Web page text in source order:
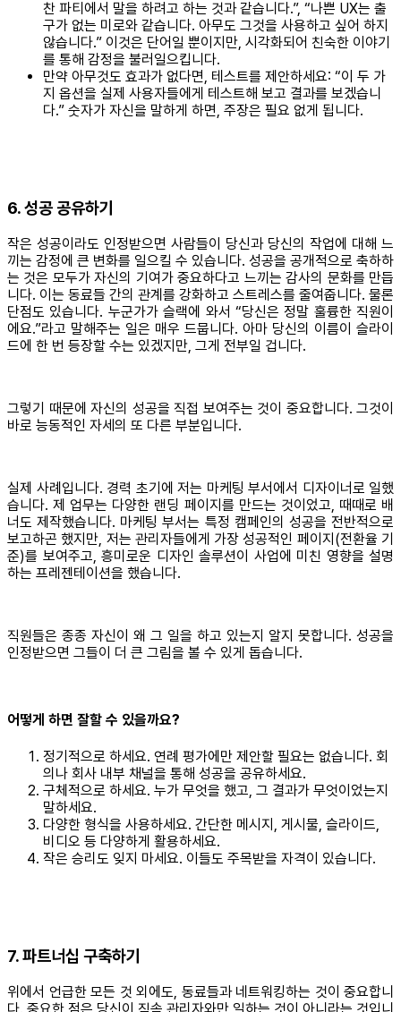
찬 파티에서 말을 하려고 하는 것과 같습니다.”, “나쁜 UX는 출
구가 없는 미로와 같습니다. 아무도 그것을 사용하고 싶어 하지
않습니다.” 이것은 단어일 뿐이지만, 시각화되어 친숙한 이야기
를 통해 감정을 불러일으킵니다.
만약 아무것도 효과가 없다면, 테스트를 제안하세요: “이 두 가
지 옵션을 실제 사용자들에게 테스트해 보고 결과를 보겠습니
다.” 숫자가 자신을 말하게 하면, 주장은 필요 없게 됩니다.
6. 성공 공유하기
작은 성공이라도 인정받으면 사람들이 당신과 당신의 작업에 대해 느
끼는 감정에 큰 변화를 일으킬 수 있습니다. 성공을 공개적으로 축하하
는 것은 모두가 자신의 기여가 중요하다고 느끼는 감사의 문화를 만듭
니다. 이는 동료들 간의 관계를 강화하고 스트레스를 줄여줍니다. 물론
단점도 있습니다. 누군가가 슬랙에 와서 “당신은 정말 훌륭한 직원이
에요.”라고 말해주는 일은 매우 드뭅니다. 아마 당신의 이름이 슬라이
드에 한 번 등장할 수는 있겠지만, 그게 전부일 겁니다.
그렇기 때문에 자신의 성공을 직접 보여주는 것이 중요합니다. 그것이
바로 능동적인 자세의 또 다른 부분입니다.
실제 사례입니다. 경력 초기에 저는 마케팅 부서에서 디자이너로 일했
습니다. 제 업무는 다양한 랜딩 페이지를 만드는 것이었고, 때때로 배
너도 제작했습니다. 마케팅 부서는 특정 캠페인의 성공을 전반적으로
보고하곤 했지만, 저는 관리자들에게 가장 성공적인 페이지(전환율 기
준)를 보여주고, 흥미로운 디자인 솔루션이 사업에 미친 영향을 설명
하는 프레젠테이션을 했습니다.
직원들은 종종 자신이 왜 그 일을 하고 있는지 알지 못합니다. 성공을
인정받으면 그들이 더 큰 그림을 볼 수 있게 돕습니다.
어떻게 하면 잘할 수 있을까요?
정기적으로 하세요. 연례 평가에만 제안할 필요는 없습니다. 회
의나 회사 내부 채널을 통해 성공을 공유하세요.
구체적으로 하세요. 누가 무엇을 했고, 그 결과가 무엇이었는지
말하세요.
다양한 형식을 사용하세요. 간단한 메시지, 게시물, 슬라이드,
비디오 등 다양하게 활용하세요.
작은 승리도 잊지 마세요. 이들도 주목받을 자격이 있습니다.
7. 파트너십 구축하기
위에서 언급한 모든 것 외에도, 동료들과 네트워킹하는 것이 중요합니